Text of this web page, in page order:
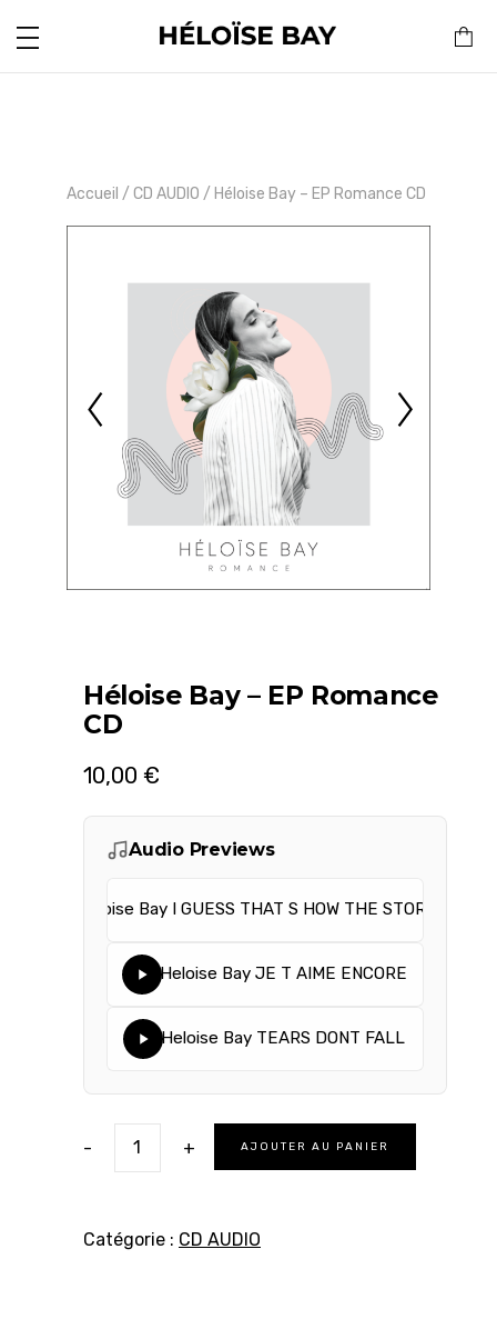
Accueil / CD AUDIO / Héloise Bay – EP Romance CD
Héloise Bay – EP Romance
CD
10,00 €
Audio Previews
Heloise Bay I GUESS THAT S HOW THE STORIES END
Heloise Bay JE T AIME ENCORE
Heloise Bay TEARS DONT FALL
- + AJOUTER AU PANIER
Catégorie : CD AUDIO